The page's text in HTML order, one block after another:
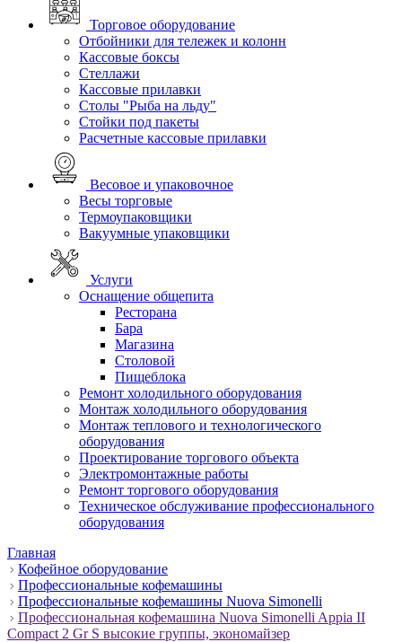
Торговое оборудование
Отбойники для тележек и колонн
Кассовые боксы
Стеллажи
Кассовые прилавки
Столы "Рыба на льду"
Стойки под пакеты
Расчетные кассовые прилавки
Весовое и упаковочное
Весы торговые
Термоупаковщики
Вакуумные упаковщики
Услуги
Оснащение общепита
Ресторана
Бара
Магазина
Столовой
Пищеблока
Ремонт холодильного оборудования
Монтаж холодильного оборудования
Монтаж теплового и технологического
оборудования
Проектирование торгового объекта
Электромонтажные работы
Ремонт торгового оборудования
Техническое обслуживание профессионального
оборудования
Главная
Кофейное оборудование
Профессиональные кофемашины
Профессиональные кофемашины Nuova Simonelli
Профессиональная кофемашина Nuova Simonelli Appia II
Compact 2 Gr S высокие группы, экономайзер